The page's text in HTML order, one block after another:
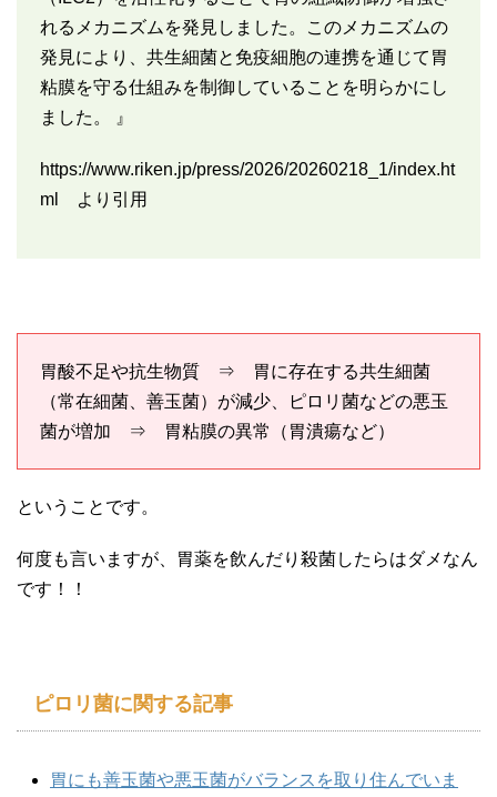
れるメカニズムを発見しました。このメカニズムの
発見により、共生細菌と免疫細胞の連携を通じて胃
粘膜を守る仕組みを制御していることを明らかにし
ました。 』
https://www.riken.jp/press/2026/20260218_1/index.ht
ml より引用
胃酸不足や抗生物質 ⇒ 胃に存在する共生細菌
（常在細菌、善玉菌）が減少、ピロリ菌などの悪玉
菌が増加 ⇒ 胃粘膜の異常（胃潰瘍など）
ということです。
何度も言いますが、胃薬を飲んだり殺菌したらはダメなん
です！！
ピロリ菌に関する記事
胃にも善玉菌や悪玉菌がバランスを取り住んでいま